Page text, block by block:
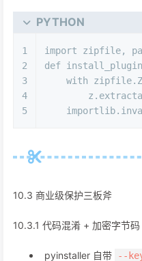
PYTHON
1
2
3
4
5
import zipfile,
def install_plugin
with
10.3 商业级保护三板斧
10.3.1 代码混淆 + 加密字节码
pyinstaller 自带 --